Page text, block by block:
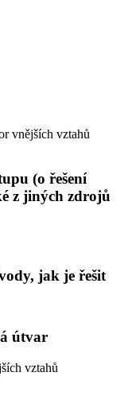
vnějších vztahů
(o řešení
z jiných zdrojů
jak je řešit
útvar
vztahů